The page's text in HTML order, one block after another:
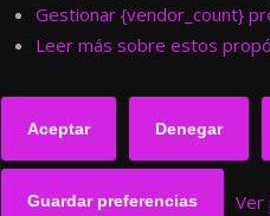
Gestionar {vendor_count}
Leer más sobre estos
Aceptar Denegar
Guardar preferencias Ver